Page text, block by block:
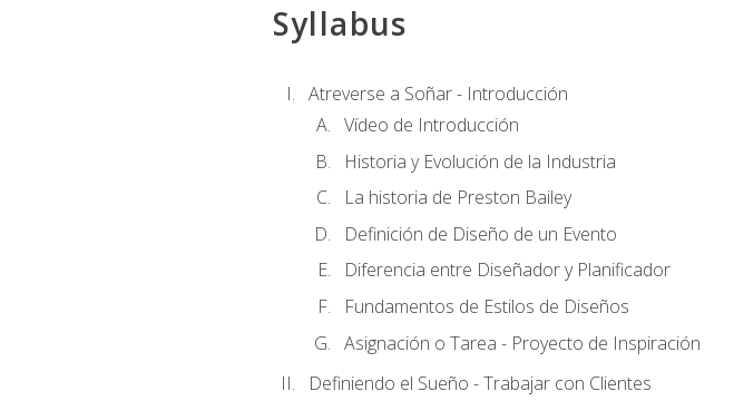
Syllabus
Atreverse a Soñar - Introducción
Vídeo de Introducción
Historia y Evolución de la Industria
La historia de Preston Bailey
Definición de Diseño de un Evento
Diferencia entre Diseñador y Planificador
Fundamentos de Estilos de Diseños
Asignación o Tarea - Proyecto de Inspiración
Definiendo el Sueño - Trabajar con Clientes